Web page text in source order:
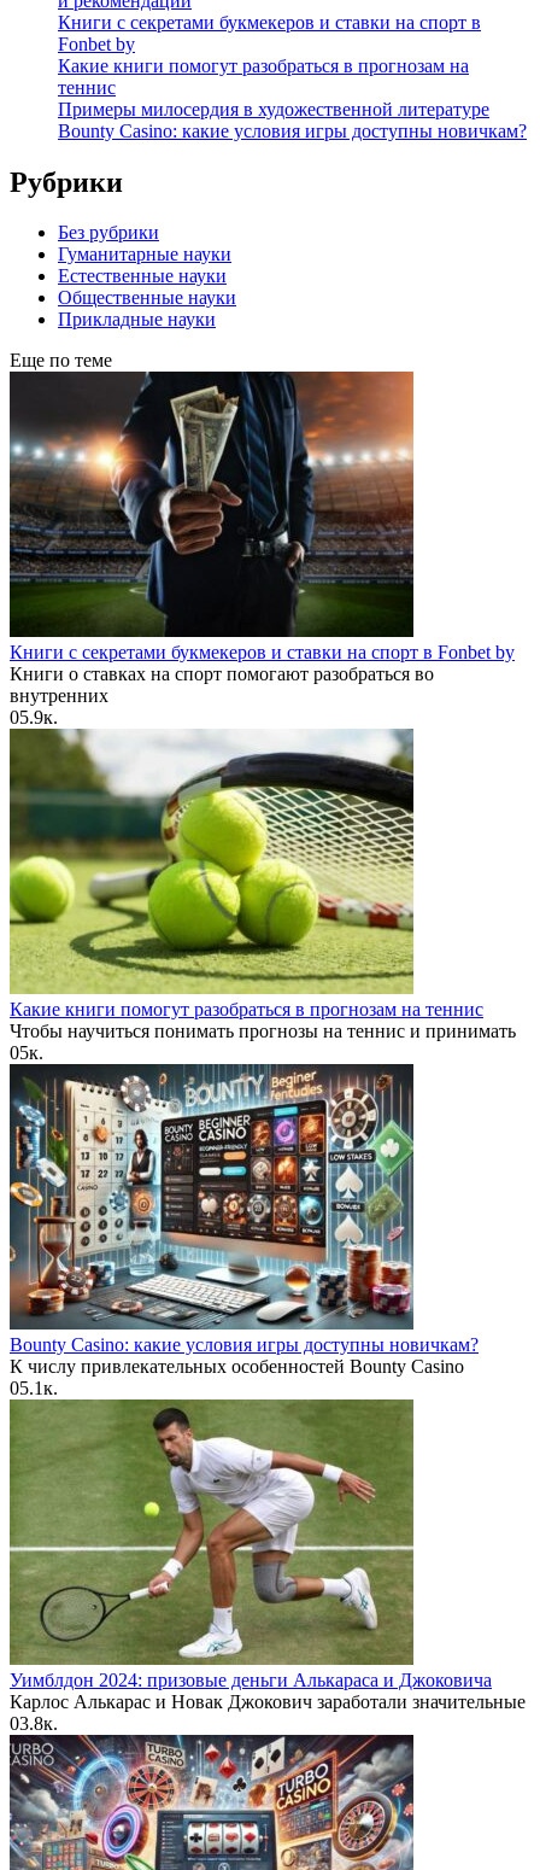
Книги с секретами букмекеров и ставки на спорт в
Fonbet by
Какие книги помогут разобраться в прогнозам на
теннис
Примеры милосердия в художественной литературе
Bounty Casino: какие условия игры доступны новичкам?
Рубрики
Без рубрики
Гуманитарные науки
Естественные науки
Общественные науки
Прикладные науки
Еще по теме
Книги с секретами букмекеров и ставки на спорт в Fonbet by
Книги о ставках на спорт помогают разобраться во
внутренних
05.9к.
Какие книги помогут разобраться в прогнозам на теннис
Чтобы научиться понимать прогнозы на теннис и принимать
05к.
Bounty Casino: какие условия игры доступны новичкам?
К числу привлекательных особенностей Bounty Casino
05.1к.
Уимблдон 2024: призовые деньги Алькараса и Джоковича
Карлос Алькарас и Новак Джокович заработали значительные
03.8к.